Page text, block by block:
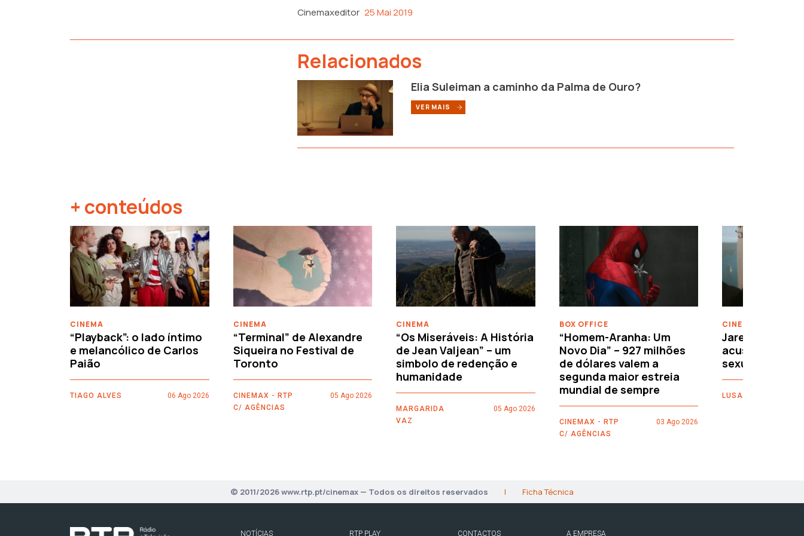
Cinemaxeditor 25 Mai 2019
Relacionados
Elia Suleiman a caminho da Palma de Ouro?
VER MAIS
+ conteúdos
CINEMA
“Playback”: o lado íntimo
e melancólico de Carlos
Paião
TIAGO ALVES 06 Ago 2026
CINEMA
“Terminal” de Alexandre
Siqueira no Festival de
Toronto
CINEMAX - RTP
C/ AGÊNCIAS
05 Ago 2026
CINEMA
“Os Miseráveis: A História
de Jean Valjean” – um
simbolo de redenção e
humanidade
MARGARIDA
VAZ
05 Ago 2026
BOX OFFICE
“Homem-Aranha: Um
Novo Dia” – 927 milhões
de dólares valem a
segunda maior estreia
mundial de sempre
CINEMAX - RTP
C/ AGÊNCIAS
03 Ago 2026
CINEMA
Jared Leto
acusações de
sexuais
LUSA
‹
© 2011/2026 www.rtp.pt/cinemax — Todos os direitos reservados | Ficha Técnica
NOTÍCIAS RTP PLAY CONTACTOS A EMPRESA